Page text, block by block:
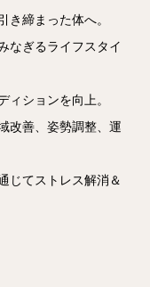
き締まった体へ。
なぎるライフスタイ
ィションを向上。
改善、姿勢調整、運
じてストレス解消＆